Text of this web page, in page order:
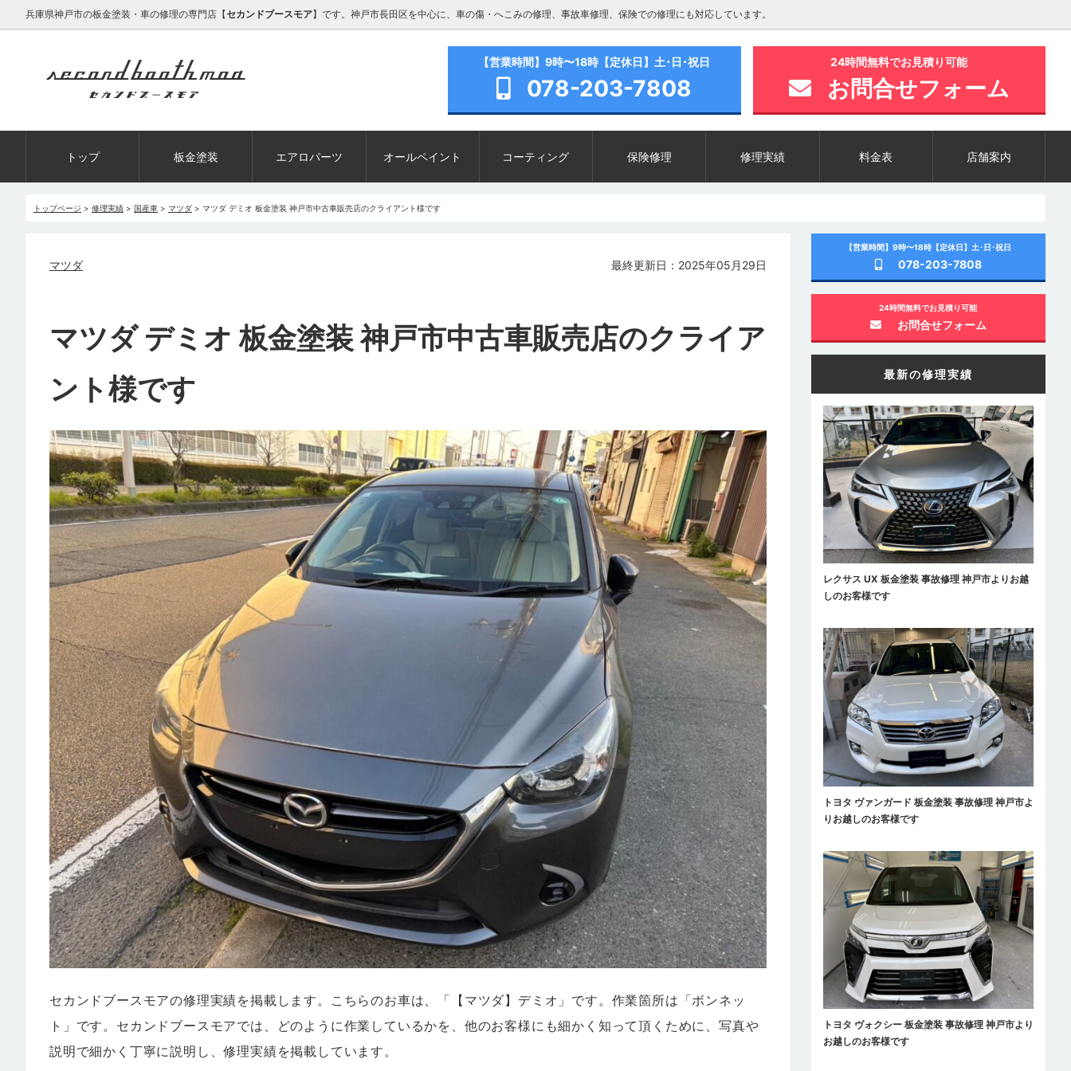
兵庫県神戸市の板金塗装・車の修理の専門店【セカンドブースモア】です。神戸市長田区を中心に、車の傷・へこみの修理、事故車修理、保険での修理にも対応しています。
【営業時間】9時〜18時【定休日】土･日･祝日
078-203-7808
24時間無料でお見積り可能
お問合せフォーム
トップ 板金塗装 エアロパーツ オールペイント コーティング 保険修理 修理実績 料金表 店舗案内
トップページ > 修理実績 > 国産車 > マツダ > マツダ デミオ 板金塗装 神戸市中古車販売店のクライアント様です
マツダ 最終更新日：2025年05月29日
マツダ デミオ 板金塗装 神戸市中古車販売店のクライア
ント様です
セカンドブースモアの修理実績を掲載します。こちらのお車は、「【マツダ】デミオ」です。作業箇所は「ボンネッ
ト」です。セカンドブースモアでは、どのように作業しているかを、他のお客様にも細かく知って頂くために、写真や
説明で細かく丁寧に説明し、修理実績を掲載しています。
【営業時間】9時〜18時【定休日】土･日･祝日
078-203-7808
24時間無料でお見積り可能
お問合せフォーム
最新の修理実績
レクサス UX 板金塗装 事故修理 神戸市よりお越
しのお客様です
トヨタ ヴァンガード 板金塗装 事故修理 神戸市よ
りお越しのお客様です
トヨタ ヴォクシー 板金塗装 事故修理 神戸市より
お越しのお客様です